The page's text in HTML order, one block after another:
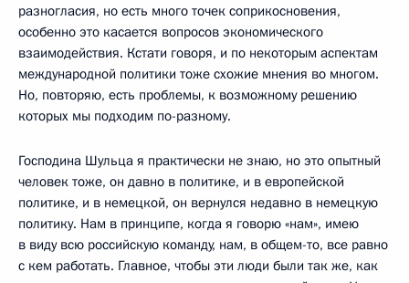
разногласия, но есть много точек соприкосновения,
особенно это касается вопросов экономического
взаимодействия. Кстати говоря, и по некоторым аспектам
международной политики тоже схожие мнения во многом.
Но, повторяю, есть проблемы, к возможному решению
которых мы подходим по-разному.
Господина Шульца я практически не знаю, но это опытный
человек тоже, он давно в политике, и в европейской
политике, и в немецкой, он вернулся недавно в немецкую
политику. Нам в принципе, когда я говорю «нам», имею
в виду всю российскую команду, нам, в общем-то, все равно
с кем работать. Главное, чтобы эти люди были так же, как